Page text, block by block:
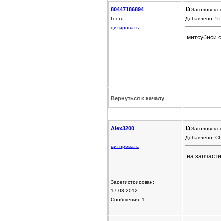
80447186894
Гость
цитировать
Заголовок
Добавлено:
митсубиси
Вернуться к началу
Alex3200
цитировать
Зарегистрирован:
17.03.2012
Сообщения: 1
Заголовок
Добавлено:
на